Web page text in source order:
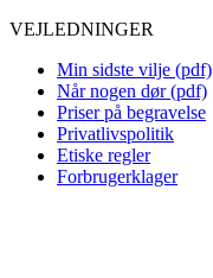
VEJLEDNINGER
Min sidste vilje (pdf)
Når nogen dør (pdf)
Priser på begravelse
Privatlivspolitik
Etiske regler
Forbrugerklager